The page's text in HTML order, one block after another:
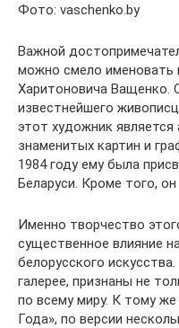
Фото: vaschenko.by
Важной
можно смело именовать
Харитоновича Ващенко.
известнейшего
этот художник
знаменитых картин и
1984 году ему была
Беларуси. Кроме того,
Именно творчество
существенное влияние
белорусского
галерее, признаны не
по всему миру. К тому же
Года», по версии